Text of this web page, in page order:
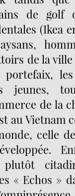
de golf
(Ikea
de la
jeunes,
de la
au Vietnam
celle
« Echos »